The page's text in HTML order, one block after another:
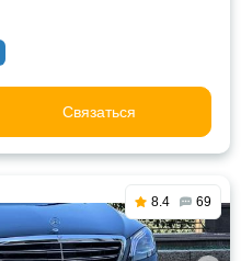
Связаться
8.4 69